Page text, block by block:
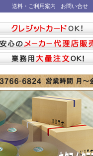
送料・ご利用案内 お問い合せ